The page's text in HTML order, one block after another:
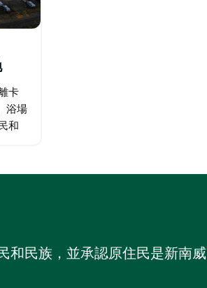
卡
浴場
和
民族，並承認原住民是新南